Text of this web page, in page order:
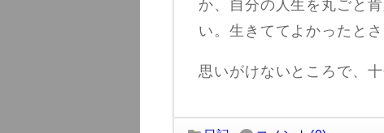
か、自分の人生を丸ごと
い。生きててよかったとさ
思いがけないところで、